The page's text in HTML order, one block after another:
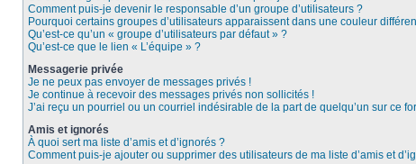
Comment puis-je devenir le responsable d’un groupe d’utilisateurs ?
Pourquoi certains groupes d’utilisateurs apparaissent dans une couleur
Qu’est-ce qu’un « groupe d’utilisateurs par défaut » ?
Qu’est-ce que le lien « L’équipe » ?
Messagerie privée
Je ne peux pas envoyer de messages privés !
Je continue à recevoir des messages privés non sollicités !
J’ai reçu un pourriel ou un courriel indésirable de la part de quelqu’un sur ce
Amis et ignorés
À quoi sert ma liste d’amis et d’ignorés ?
Comment puis-je ajouter ou supprimer des utilisateurs de ma liste d’amis et